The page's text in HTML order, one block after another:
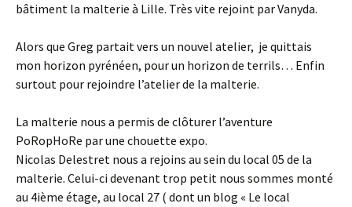
bâtiment la malterie à Lille. Très vite rejoint par Vanyda.
Alors que Greg partait vers un nouvel atelier, je quittais
mon horizon pyrénéen, pour un horizon de terrils… Enfin
surtout pour rejoindre l’atelier de la malterie.
La malterie nous a permis de clôturer l’aventure
PoRopHoRe par une chouette expo.
Nicolas Delestret nous a rejoins au sein du local 05 de la
malterie. Celui-ci devenant trop petit nous sommes monté
au 4ième étage, au local 27 ( dont un blog « Le local